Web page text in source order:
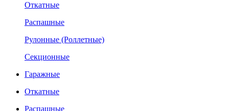
Откатные
Распашные
Рулонные (Роллетные)
Секционные
Гаражные
Откатные
Распашные